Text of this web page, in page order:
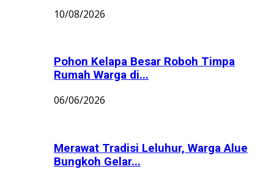
10/08/2026
Pohon Kelapa Besar Roboh Timpa
Rumah Warga di...
06/06/2026
Merawat Tradisi Leluhur, Warga Alue
Bungkoh Gelar...